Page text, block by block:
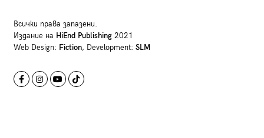
Всички права запазени.
Издание на HiEnd Publishing2021
Web Design: Fiction, Development: SLM